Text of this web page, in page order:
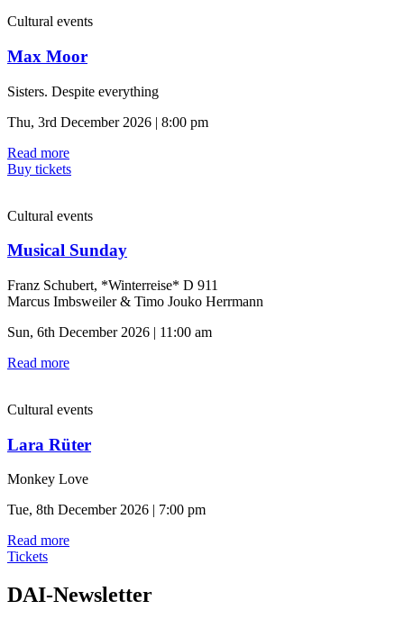
Cultural events
Max Moor
Sisters. Despite everything
Thu, 3rd December 2026 | 8:00 pm
Read more
Buy tickets
Cultural events
Musical Sunday
Franz Schubert, *Winterreise* D 911
Marcus Imbsweiler & Timo Jouko Herrmann
Sun, 6th December 2026 | 11:00 am
Read more
Cultural events
Lara Rüter
Monkey Love
Tue, 8th December 2026 | 7:00 pm
Read more
Tickets
DAI-Newsletter